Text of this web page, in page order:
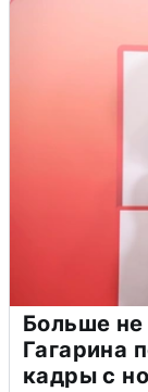
Больше
Гагарина
кадры с